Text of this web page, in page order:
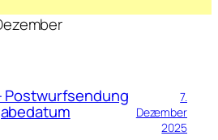
Postwurfsendung
7.
Dezember
2025